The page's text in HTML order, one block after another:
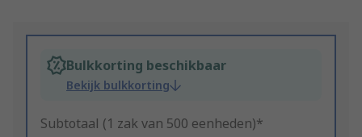
Bulkkorting beschikbaar
Bekijk bulkkorting
Subtotaal (1 zak van 500 eenheden)*